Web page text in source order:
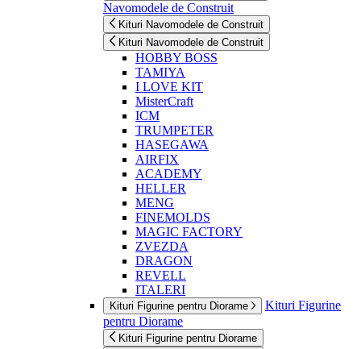
Navomodele de Construit
Kituri Navomodele de Construit
Kituri Navomodele de Construit
HOBBY BOSS
TAMIYA
I LOVE KIT
MisterCraft
ICM
TRUMPETER
HASEGAWA
AIRFIX
ACADEMY
HELLER
MENG
FINEMOLDS
MAGIC FACTORY
ZVEZDA
DRAGON
REVELL
ITALERI
Kituri Figurine pentru Diorame
Kituri Figurine
pentru Diorame
Kituri Figurine pentru Diorame